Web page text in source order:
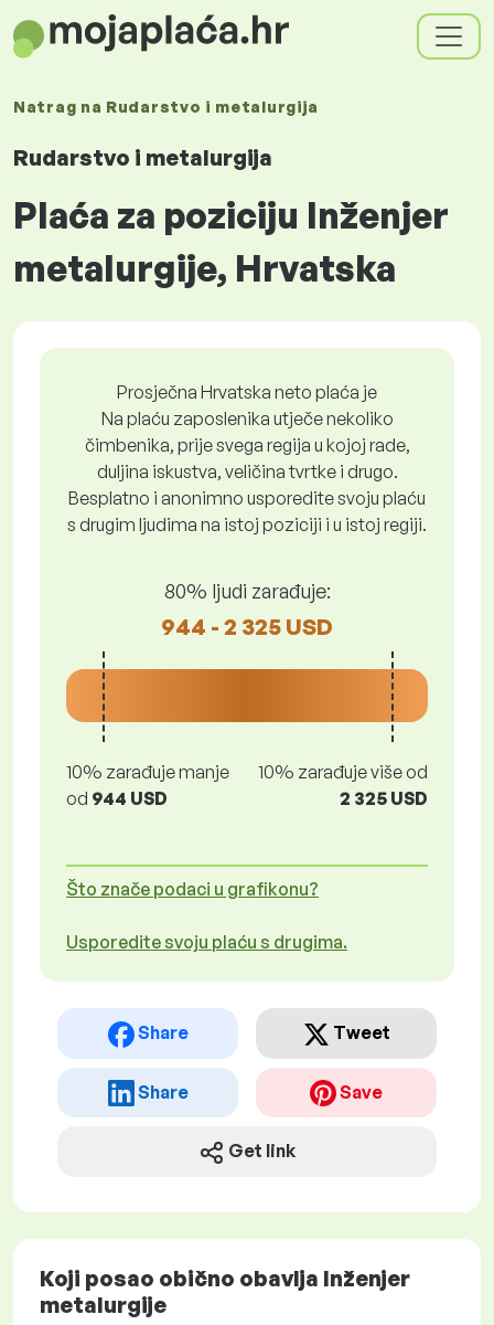
Natrag na Rudarstvo i metalurgija
Rudarstvo i metalurgija
Plaća za poziciju Inženjer
metalurgije, Hrvatska
Prosječna Hrvatska neto plaća je
Na plaću zaposlenika utječe nekoliko
čimbenika, prije svega regija u kojoj rade,
duljina iskustva, veličina tvrtke i drugo.
Besplatno i anonimno usporedite svoju plaću
s drugim ljudima na istoj poziciji i u istoj regiji.
80% ljudi zarađuje:
944 - 2 325 USD
10% zarađuje manje
od 944 USD
10% zarađuje više od
2 325 USD
Što znače podaci u grafikonu?
Usporedite svoju plaću s drugima.
Share Tweet
Share Save
Get link
Koji posao obično obavlja Inženjer
metalurgije